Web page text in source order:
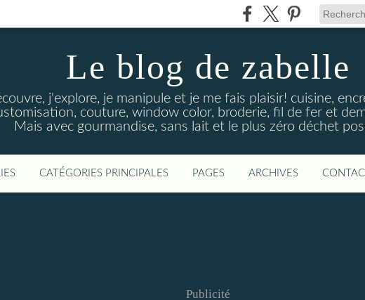
Le blog de zabelle
j'explore, je manipule et je me fais plaisir! cuisine,
couture, window color, broderie, fil de fer et
Mais avec gourmandise, sans lait et le plus zéro déchet
CATÉGORIES PRINCIPALES PAGES ARCHIVES
Publicité